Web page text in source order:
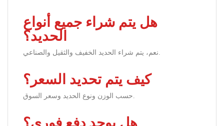
هل يتم شراء جميع أنواع
الحديد؟
نعم، يتم شراء الحديد الخفيف والثقيل والصناعي.
كيف يتم تحديد السعر؟
حسب الوزن ونوع الحديد وسعر السوق.
هل يوجد دفع فوري؟